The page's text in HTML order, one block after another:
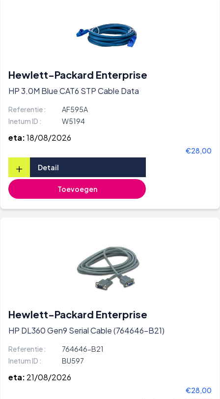
Hewlett-Packard Enterprise
HP 3.0M Blue CAT6 STP Cable Data
Referentie :
AF595A
Inetum ID :
W5194
eta:18/08/2026
€28,00
+ Detail
Toevoegen
Hewlett-Packard Enterprise
HP DL360 Gen9 Serial Cable (764646-B21)
Referentie :
764646-B21
Inetum ID :
BU597
eta: 21/08/2026
€28,00